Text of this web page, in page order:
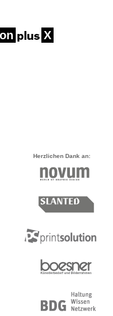
X
Her­zlichen Dank an: